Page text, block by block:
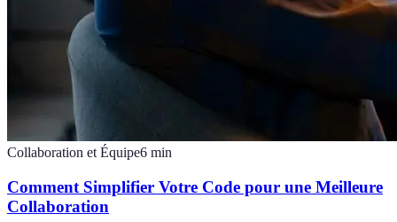
Collaboration et Équipe6 min
Comment Simplifier Votre Code pour une Meilleure
Collaboration